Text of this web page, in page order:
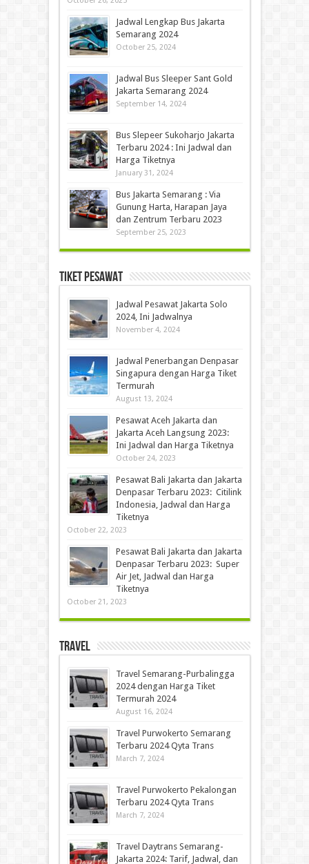
Jadwal Lengkap Bus Jakarta
Semarang 2024
October 25, 2024
Jadwal Bus Sleeper Sant Gold
Jakarta Semarang 2024
September 14, 2024
Bus Slepeer Sukoharjo Jakarta
Terbaru 2024 : Ini Jadwal dan
Harga Tiketnya
January 31, 2024
Bus Jakarta Semarang : Via
Gunung Harta, Harapan Jaya
dan Zentrum Terbaru 2023
September 25, 2023
Tiket Pesawat
Jadwal Pesawat Jakarta Solo
2024, Ini Jadwalnya
November 4, 2024
Jadwal Penerbangan Denpasar
Singapura dengan Harga Tiket
Termurah
August 13, 2024
Pesawat Aceh Jakarta dan
Jakarta Aceh Langsung 2023:
Ini Jadwal dan Harga Tiketnya
October 24, 2023
Pesawat Bali Jakarta dan Jakarta
Denpasar Terbaru 2023: Citilink
Indonesia, Jadwal dan Harga
Tiketnya
October 22, 2023
Pesawat Bali Jakarta dan Jakarta
Denpasar Terbaru 2023: Super
Air Jet, Jadwal dan Harga
Tiketnya
October 21, 2023
Travel
Travel Semarang-Purbalingga
2024 dengan Harga Tiket
Termurah 2024
August 16, 2024
Travel Purwokerto Semarang
Terbaru 2024 Qyta Trans
March 7, 2024
Travel Purwokerto Pekalongan
Terbaru 2024 Qyta Trans
March 7, 2024
Travel Daytrans Semarang-
Jakarta 2024: Tarif, Jadwal, dan